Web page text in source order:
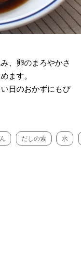
、卵のまろやかさ
ます。
日のおかずにもぴ
だしの素 水